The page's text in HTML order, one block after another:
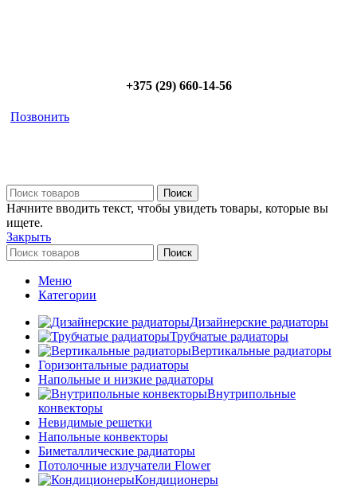
+375 (29) 660-14-56
Позвонить
Поиск
Начните вводить текст, чтобы увидеть товары, которые вы
ищете.
Закрыть
Поиск
Меню
Категории
Дизайнерские радиаторы
Трубчатые радиаторы
Вертикальные радиаторы
Горизонтальные радиаторы
Напольные и низкие радиаторы
Внутрипольные
конвекторы
Невидимые решетки
Напольные конвекторы
Биметаллические радиаторы
Потолочные излучатели Flower
Кондиционеры